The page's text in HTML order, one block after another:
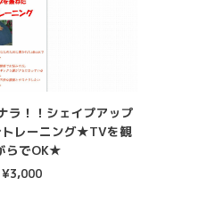
ラ！！シェイプアップ
レーニング★TVを観
らでOK★
¥3,000